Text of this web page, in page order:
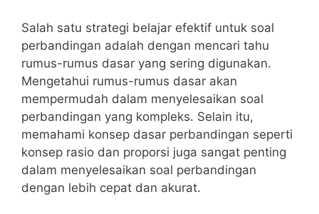
Salah satu strategi belajar efektif untuk soal
perbandingan ⁤adalah dengan​ mencari tahu⁣
rumus-rumus dasar yang sering digunakan.
Mengetahui rumus-rumus dasar akan
mempermudah ⁢dalam menyelesaikan ‌soal
perbandingan yang kompleks. ‍Selain itu,
memahami⁢ konsep dasar perbandingan seperti⁤
konsep rasio dan proporsi juga sangat penting
dalam⁤ menyelesaikan soal perbandingan
dengan lebih cepat dan akurat.